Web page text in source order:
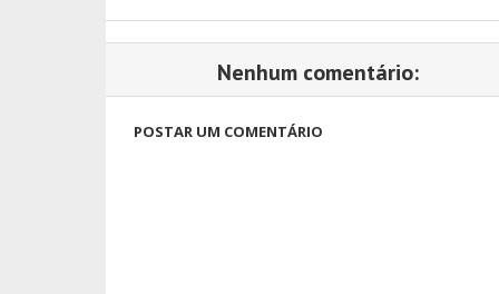
Nenhum comentário:
POSTAR UM COMENTÁRIO